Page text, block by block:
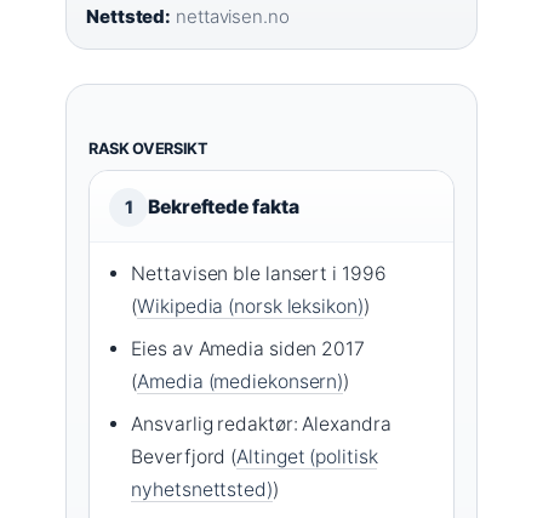
Nettsted: nettavisen.no
RASK OVERSIKT
1 Bekreftede fakta
Nettavisen ble lansert i 1996
(Wikipedia (norsk leksikon))
Eies av Amedia siden 2017
(Amedia (mediekonsern))
Ansvarlig redaktør: Alexandra
Beverfjord (Altinget (politisk
nyhetsnettsted))